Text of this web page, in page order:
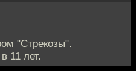
"Стрекозы".
11 лет.